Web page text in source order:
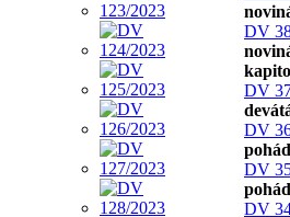
DV
DV
DV
DV
DV